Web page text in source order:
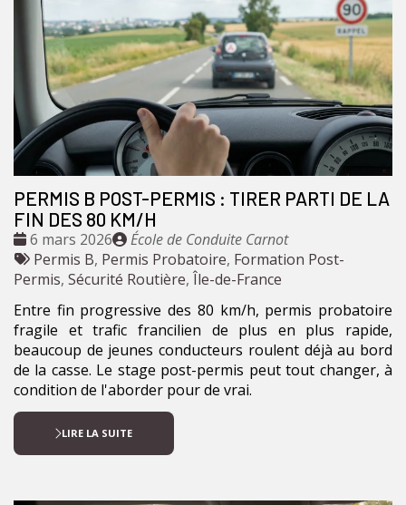
PERMIS B POST-PERMIS : TIRER PARTI DE LA
FIN DES 80 KM/H
Date
:
6 mars 2026
Publié
par
École de Conduite Carnot
Tags
:
Permis B, Permis Probatoire, Formation Post-
Permis, Sécurité Routière, Île-de-France
Entre fin progressive des 80 km/h, permis probatoire
fragile et trafic francilien de plus en plus rapide,
beaucoup de jeunes conducteurs roulent déjà au bord
de la casse. Le stage post-permis peut tout changer, à
condition de l'aborder pour de vrai.
LIRE LA SUITE